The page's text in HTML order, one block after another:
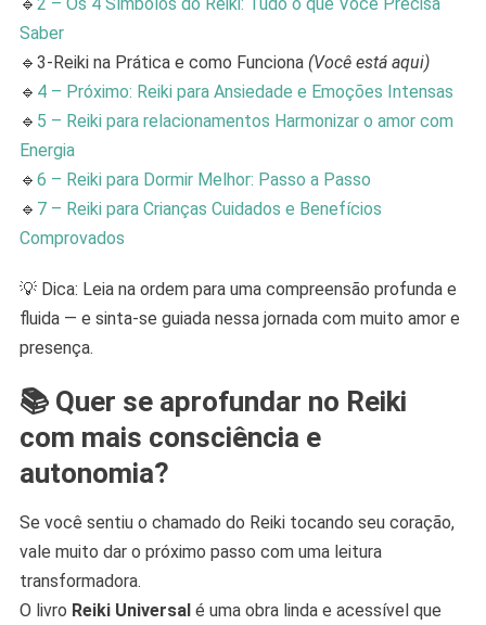
Saber
🔹3-Reiki na Prática e como Funciona (Você está aqui)
🔹 4 – Próximo: Reiki para Ansiedade e Emoções Intensas
🔹 5 – Reiki para relacionamentos Harmonizar o amor com
Energia
🔹 6 – Reiki para Dormir Melhor: Passo a Passo
🔹 7 – Reiki para Crianças Cuidados e Benefícios
Comprovados
💡 Dica: Leia na ordem para uma compreensão profunda e
fluida — e sinta-se guiada nessa jornada com muito amor e
presença.
📚 Quer se aprofundar no Reiki
com mais consciência e
autonomia?
Se você sentiu o chamado do Reiki tocando seu coração,
vale muito dar o próximo passo com uma leitura
transformadora.
O livro Reiki Universalé uma obra linda e acessível que